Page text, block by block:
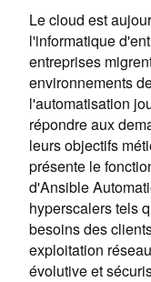
Le cloud est
l'informatique
entreprises
environnements
l'automatisation
répondre aux
leurs objectifs
présente le
d'Ansible
hyperscalers tels
besoins des
exploitation
évolutive et